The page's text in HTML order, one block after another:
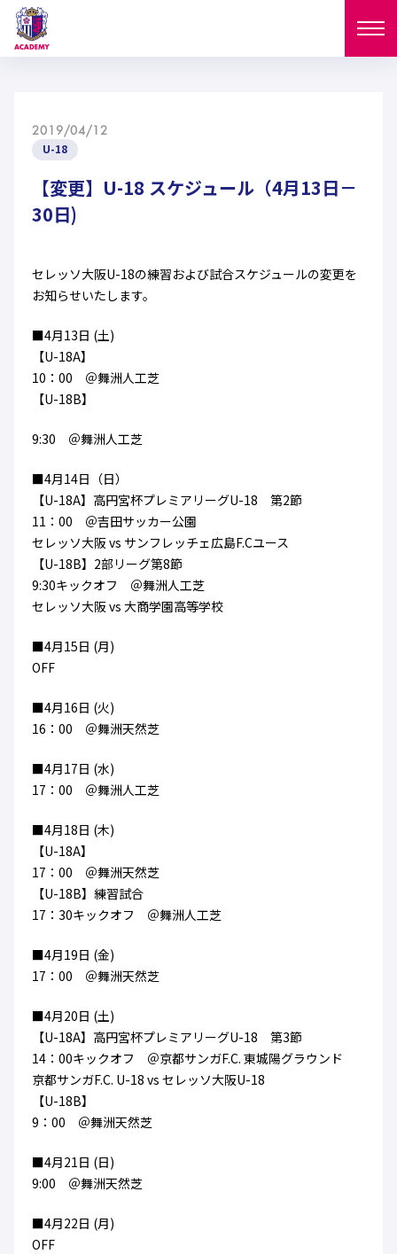
西U-15 和歌山U-15
試合日程
U-18
西U-15
U-12
PLAYERS
選手
西U-15
U-12
ガールズU-15
セレクション
SELECTION
フィロソフィー
ハナサカクラブ
2019/04/12
U-18
【変更】U-18 スケジュール（4月13日－
30日)
セレッソ大阪U-18の練習および試合スケジュールの変更を
お知らせいたします。
■4月13日 (土)
【U-18A】
10：00 ＠舞洲人工芝
【U-18B】
9:30 ＠舞洲人工芝
■4月14日（日）
【U-18A】高円宮杯プレミアリーグU-18 第2節
11：00 ＠吉田サッカー公園
セレッソ大阪 vs サンフレッチェ広島F.Cユース
【U-18B】2部リーグ第8節
9:30キックオフ ＠舞洲人工芝
セレッソ大阪 vs 大商学園高等学校
■4月15日 (月)
OFF
■4月16日 (火)
16：00 ＠舞洲天然芝
■4月17日 (水)
17：00 ＠舞洲人工芝
■4月18日 (木)
【U-18A】
17：00 ＠舞洲天然芝
【U-18B】練習試合
17：30キックオフ ＠舞洲人工芝
■4月19日 (金)
17：00 ＠舞洲天然芝
■4月20日 (土)
【U-18A】高円宮杯プレミアリーグU-18 第3節
14：00キックオフ ＠京都サンガF.C. 東城陽グラウンド
京都サンガF.C. U-18 vs セレッソ大阪U-18
【U-18B】
9：00 ＠舞洲天然芝
■4月21日 (日)
9:00 ＠舞洲天然芝
■4月22日 (月)
OFF